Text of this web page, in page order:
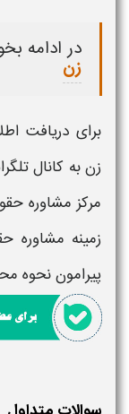
در ادامه
زن
برای دریافت
زنبه کانال
مرکز مشاوره
زمینه مشاوره
پیراموننحوه